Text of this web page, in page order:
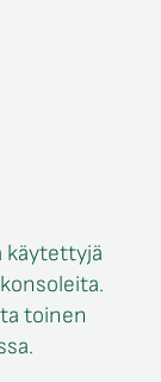
käytettyjä
toinen